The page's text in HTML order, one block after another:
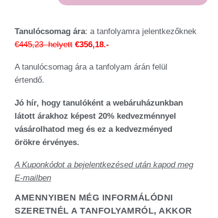
Tanulócsomag ára: a tanfolyamra jelentkezőknek
€445,23 helyett €356,18.-
A tanulócsomag ára a tanfolyam árán felül
értendő.
Jó hír, hogy tanulóként a webáruházunkban
látott árakhoz képest 20% kedvezménnyel
vásárolhatod meg és ez a kedvezményed
örökre érvényes.
A Kuponkódot a bejelentkezésed után kapod meg
E-mailben
AMENNYIBEN MÉG INFORMÁLÓDNI
SZERETNÉL A TANFOLYAMRÓL, AKKOR